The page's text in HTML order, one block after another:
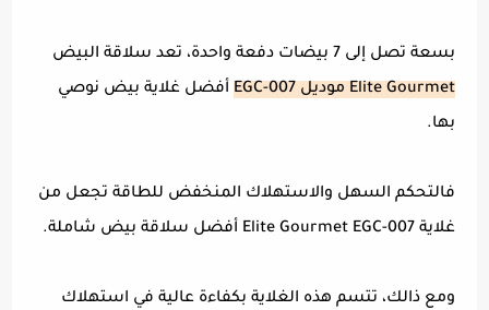
بسعة تصل إلى 7 بيضات دفعة واحدة، تعد سلاقة البيض
Elite Gourmet موديل EGC-007
أفضل غلاية بيض نوصي
بها.
فالتحكم السهل والاستهلاك المنخفض للطاقة تجعل من
غلاية Elite Gourmet EGC-007 أفضل سلاقة بيض شاملة.
ومع ذالك، تتسم هذه الغلاية بكفاءة عالية في استهلاك